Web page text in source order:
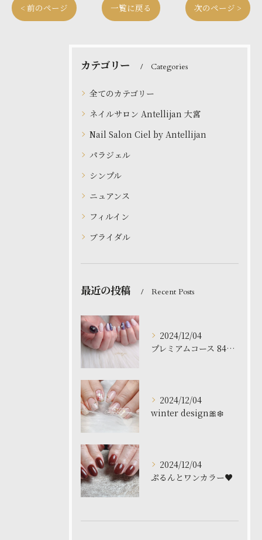
< 前のページ 一覧に戻る 次のページ >
カテゴリー Categories
全てのカテゴリー
ネイルサロン Antellijan 大宮
Nail Salon Ciel by Antellijan
パラジェル
シンプル
ニュアンス
フィルイン
ブライダル
最近の投稿 Recent Posts
2024/12/04
プレミアムコース 8480円
2024/12/04
winter design🎀❄️
2024/12/04
ぷるんとワンカラー♥️